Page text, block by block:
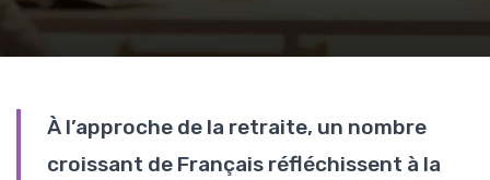
À l’approche de la retraite, un nombre
croissant de Français réfléchissent à la